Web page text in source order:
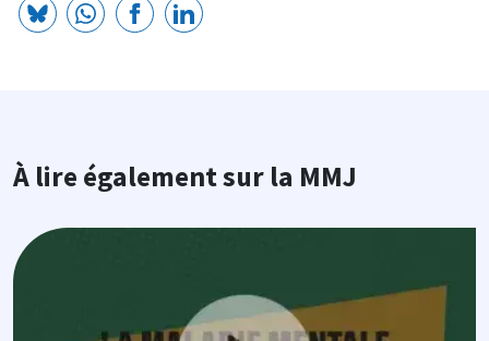
À lire également sur la MMJ
Image